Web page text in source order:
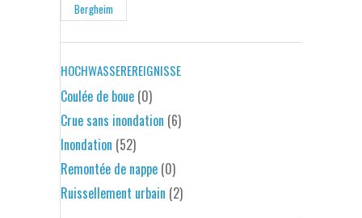
Bergheim
HOCHWASSEREREIGNISSE
Coulée de boue (0)
Crue sans inondation (6)
Inondation (52)
Remontée de nappe (0)
Ruissellement urbain (2)